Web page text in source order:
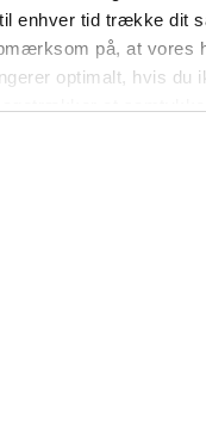
enhver tid trække dit
på, at vores
optimalt, hvis du
Hent flere
købt